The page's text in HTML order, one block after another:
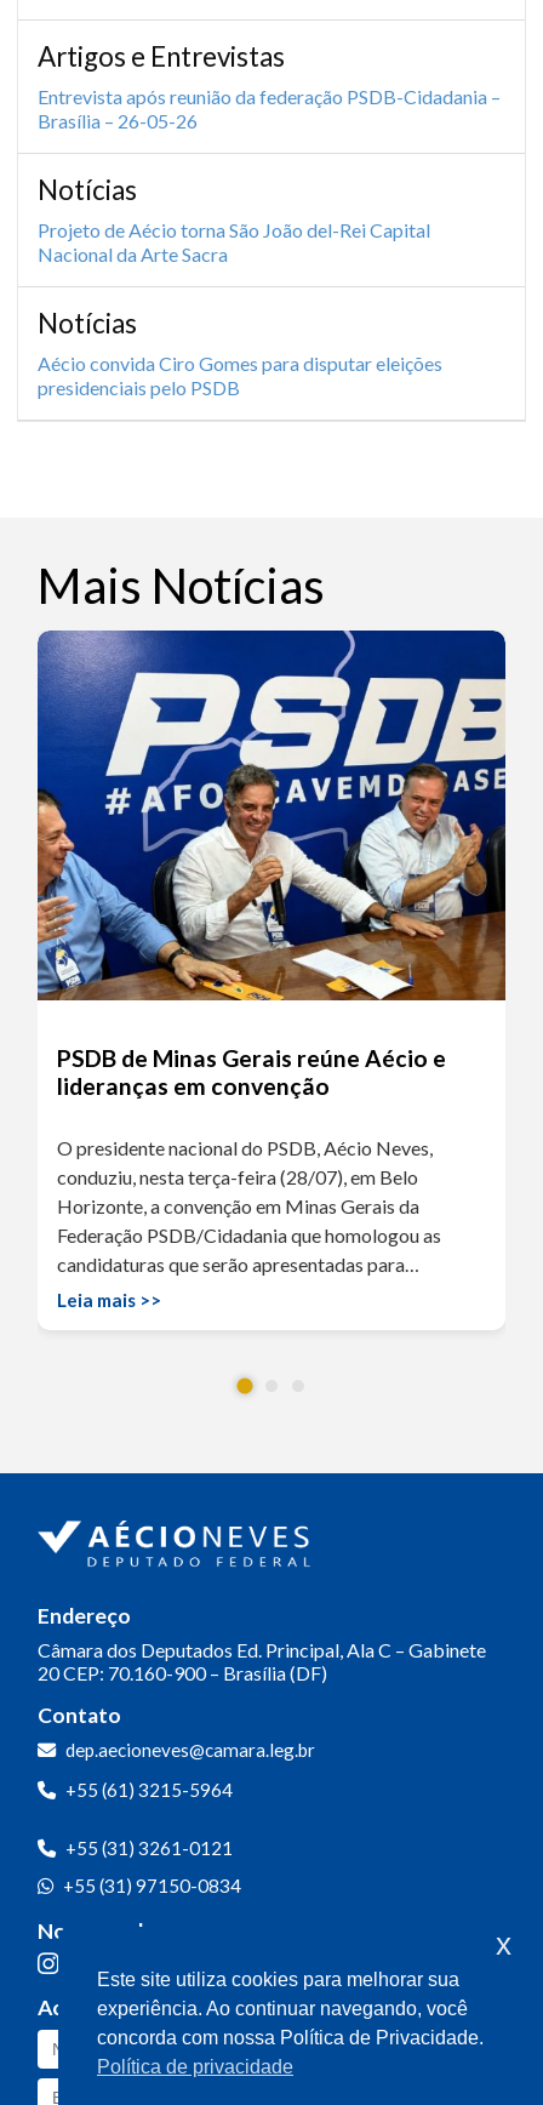
Artigos e Entrevistas
Entrevista após reunião da federação PSDB-Cidadania –
Brasília – 26-05-26
Notícias
Projeto de Aécio torna São João del-Rei Capital
Nacional da Arte Sacra
Notícias
Aécio convida Ciro Gomes para disputar eleições
presidenciais pelo PSDB
Mais Notícias
PSDB de Minas Gerais reúne Aécio e
lideranças em convenção
O presidente nacional do PSDB, Aécio Neves,
conduziu, nesta terça-feira (28/07), em Belo
Horizonte, a convenção em Minas Gerais da
Federação PSDB/Cidadania que homologou as
candidaturas que serão apresentadas para…
Leia mais >>
Endereço
Câmara dos Deputados Ed. Principal, Ala C – Gabinete
20CEP: 70.160-900 – Brasília (DF)
Contato
dep.aecioneves@camara.leg.br
+55 (61) 3215-5964
+55 (31) 3261-0121
+55 (31) 97150-0834
Nossas redes
Acompanhe o meu mandato
Este site utiliza cookies para melhorar sua
experiência. Ao continuar navegando, você
concorda com nossa Política de Privacidade.
Política de privacidade
x